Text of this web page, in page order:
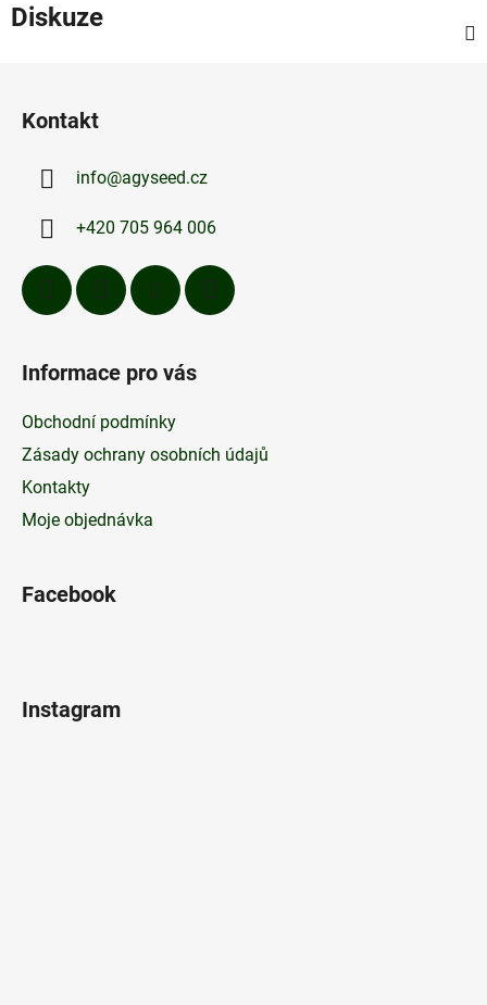
Diskuze
Kontakt
info@agyseed.cz
+420 705 964 006
Informace pro vás
Obchodní podmínky
Zásady ochrany osobních údajů
Kontakty
Moje objednávka
Facebook
Instagram